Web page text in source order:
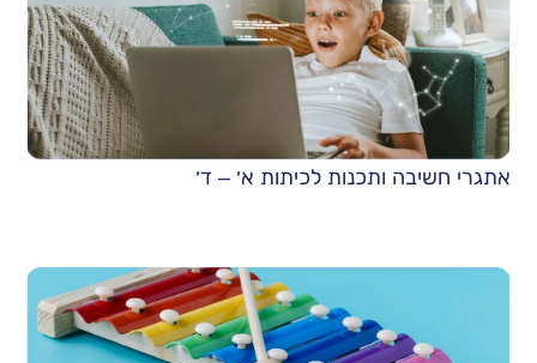
אתגרי חשיבה ותכנות לכיתות א׳ – ד׳